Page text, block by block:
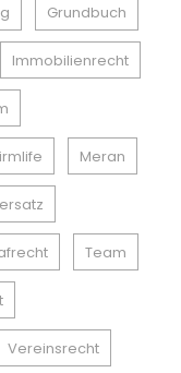
Grundbuch
Immobilienrecht
Meran
Team
Vereinsrecht